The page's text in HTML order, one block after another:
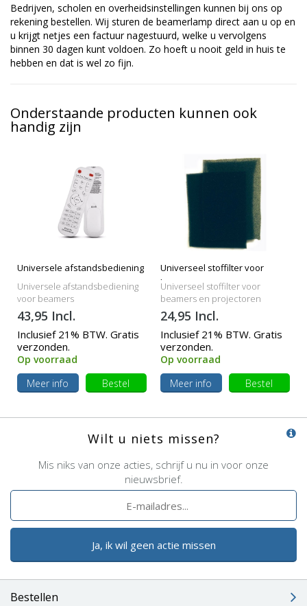
Bedrijven, scholen en overheidsinstellingen kunnen bij ons op
rekening bestellen. Wij sturen de beamerlamp direct aan u op en
u krijgt netjes een factuur nagestuurd, welke u vervolgens
binnen 30 dagen kunt voldoen. Zo hoeft u nooit geld in huis te
hebben en dat is wel zo fijn.
Onderstaande producten kunnen ook
handig zijn
Universele afstandsbediening
Universele afstandsbediening
voor beamers
43,95 Incl.
Inclusief 21% BTW. Gratis
verzonden.
Op voorraad
Meer info
Bestel
Universeel stoffilter voor
beamers
Universeel stoffilter voor
beamers en projectoren
24,95 Incl.
Inclusief 21% BTW. Gratis
verzonden.
Op voorraad
Meer info
Bestel
Wilt u niets missen?
Mis niks van onze acties, schrijf u nu in voor onze
nieuwsbrief.
Ja, ik wil geen actie missen
Bestellen